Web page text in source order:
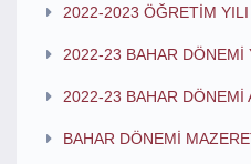
2022-2023 ÖĞRETİM YILI
2022-23 BAHAR DÖNEMİ
2022-23 BAHAR DÖNEMİ
BAHAR DÖNEMİ